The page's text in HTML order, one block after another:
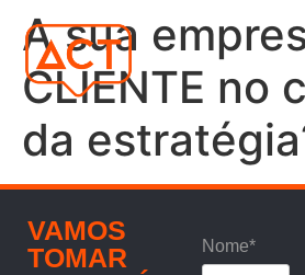
A sua
CLIENTE no
da
VAMOS
TOMAR
Nome*